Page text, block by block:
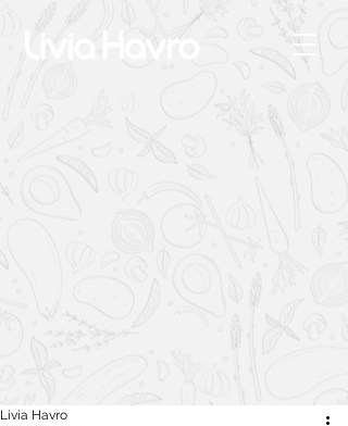
Livia Havro